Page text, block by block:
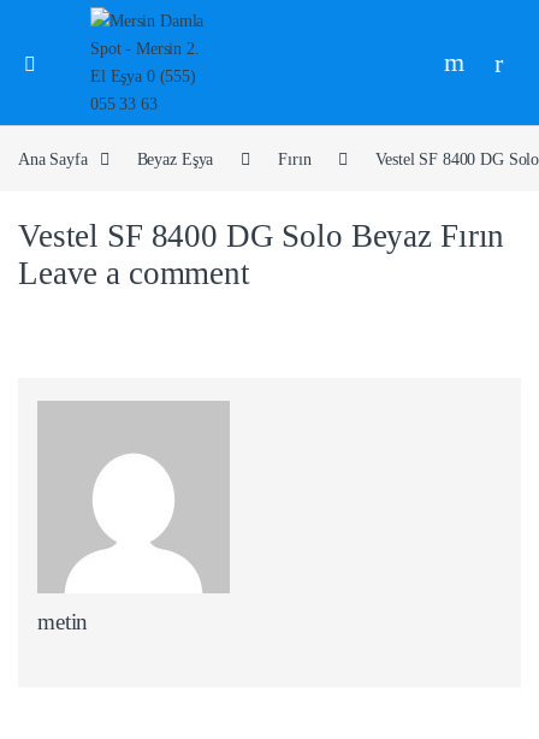
Ana Sayfa Beyaz Eşya Fırın Vestel SF 8400 DG
Vestel SF 8400 DG Solo Beyaz Fırın
Leave a comment
metin